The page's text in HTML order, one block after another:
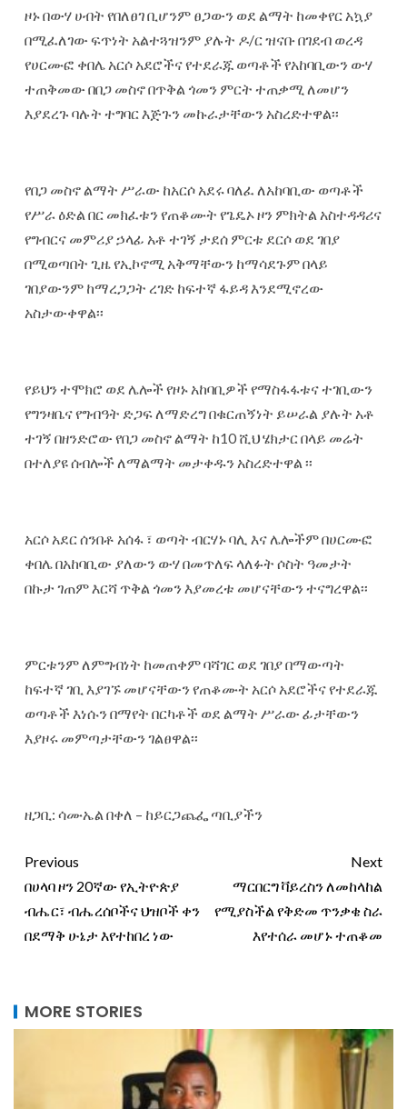
‎ዞኑ በውሃ ሀብት የበለፀገ ቢሆንም ፀጋውን ወደ ልማት ከመቀየር አኳያ
በሚፈለገው ፍጥነት አልተጓዝንም ያሉት ዶ/ር ዝናቡ በገደብ ወረዳ
የሀርሙፎ ቀበሌ አርሶ አደሮችና የተደራጁ ወጣቶች የአከባቢውን ውሃ
ተጠቅመው በበጋ መስኖ በጥቅል ጎመን ምርት ተጠቃሚ ለመሆን
እያደረጉ ባሉት ተግባር እጅጉን መኩራታቸውን አስረድተዋል፡፡
‎የበጋ መስኖ ልማት ሥራው ከአርሶ አደሩ ባለፈ ለአከባቢው ወጣቶች
የሥራ ዕድል በር መክፈቱን የጠቆሙት የጌዴኦ ዞን ምክትል አስተዳዳሪና
የግብርና መምሪያ ኃላፊ አቶ ተገኝ ታደሰ ምርቱ ደርሶ ወደ ገበያ
በሚወጣበት ጊዜ የኢኮኖሚ አቅማቸውን ከማሳደጉም በላይ
ገበያውንም ከማረጋጋት ረገድ ከፍተኛ ፋይዳ እንደሚኖረው
አስታውቀዋል፡፡
‎የይህን ተሞክሮ ወደ ሌሎች የዞኑ አከባቢዎች የማስፋፋቱና ተገቢውን
የግንዛቤና የግብዓት ድጋፍ ለማድረግ በቁርጠኝነት ይሠራል ያሉት አቶ
ተገኝ በዘንድሮው የበጋ መስኖ ልማት ከ10 ሺህ ሄክታር በላይ መሬት
በተለያዩ ሰብሎች ለማልማት መታቀዱን አስረድተዋል ፡፡
‎አርሶ አደር ሰንበቶ አሰፋ ፣ ወጣት ብርሃኑ ባሊ እና ሌሎችም በሀርሙፎ
ቀበሌ በአከባቢው ያለውን ውሃ በመጥለፍ ላለፉት ሶስት ዓመታት
በኩታ ገጠም እርሻ ጥቅል ጎመን እያመረቱ መሆናቸውን ተናግረዋል፡፡
‎ምርቱንም ለምግብነት ከመጠቀም ባሻገር ወደ ገበያ በማውጣት
ከፍተኛ ገቢ እያገኙ መሆናቸውን የጠቆሙት አርሶ አደሮችና የተደራጁ
ወጣቶች እነሱን በማየት በርካቶች ወደ ልማት ሥራው ፊታቸውን
እያዞሩ መምጣታቸውን ገልፀዋል፡፡
‎ዘጋቢ: ሳሙኤል በቀለ – ከይርጋጨፌ ጣቢያችን
Previous
በሀላባ ዞን 20ኛው የኢትዮጵያ
ብሔር፣ ብሔረሰቦችና ህዝቦች ቀን
በደማቅ ሁኔታ እየተከበረ ነው
Next
ማርበርግ ቫይረስን ለመከላከል
የሚያስችል የቅድመ ጥንቃቄ ስራ
እየተሰራ መሆኑ ተጠቆመ
MORE STORIES